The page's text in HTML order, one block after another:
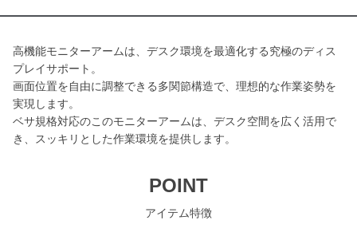
高機能モニターアームは、デスク環境を最適化する究極のディス
プレイサポート。
画面位置を自由に調整できる多関節構造で、理想的な作業姿勢を
実現します。
ベサ規格対応のこのモニターアームは、デスク空間を広く活用で
き、スッキリとした作業環境を提供します。
POINT
アイテム特徴